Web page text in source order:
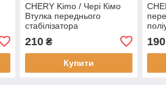
CHERY Kimo / Чері Кімо
Втулка переднього
стабілізатора
поліуретанова. Гарантія
12 міс! S21-2906015
210₴
Купити
190